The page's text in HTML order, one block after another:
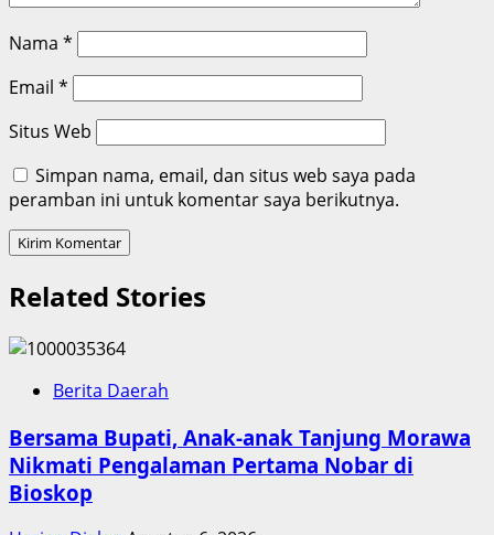
Nama *
Email *
Situs Web
Simpan nama, email, dan situs web saya pada
peramban ini untuk komentar saya berikutnya.
Related Stories
Berita Daerah
Bersama Bupati, Anak-anak Tanjung Morawa
Nikmati Pengalaman Pertama Nobar di
Bioskop